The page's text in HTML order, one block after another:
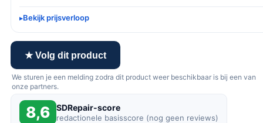
Bekijk prijsverloop
★ Volg dit product
We sturen je een melding zodra dit product weer beschikbaar is bij een van
onze partners.
8,6 SDRepair-score
redactionele basisscore (nog geen reviews)